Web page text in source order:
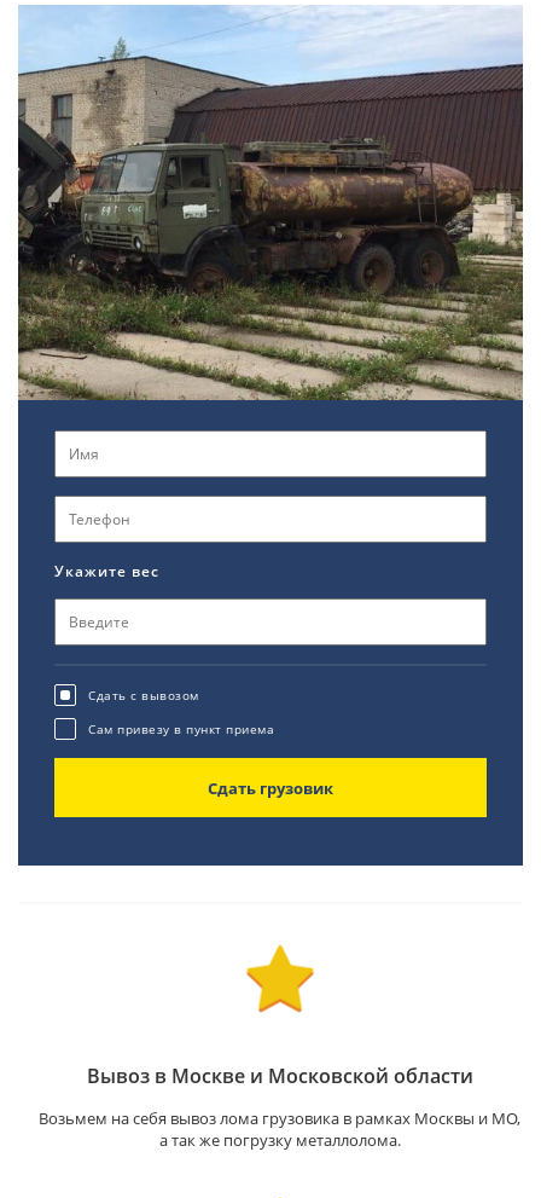
Укажите вес
Сдать с вывозом
Сам привезу в пункт приема
Сдать грузовик
Вывоз в Москве и Московской области
Возьмем на себя вывоз лома грузовика в рамках Москвы и МО,
а так же погрузку металлолома.